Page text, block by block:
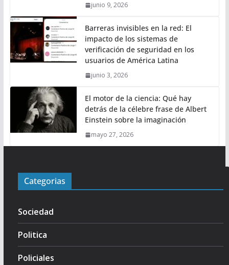
junio 9, 2026
Barreras invisibles en la red: El
impacto de los sistemas de
verificación de seguridad en los
usuarios de América Latina
junio 3, 2026
El motor de la ciencia: Qué hay
detrás de la célebre frase de Albert
Einstein sobre la imaginación
mayo 27, 2026
Categorias
Sociedad
Politica
Policiales